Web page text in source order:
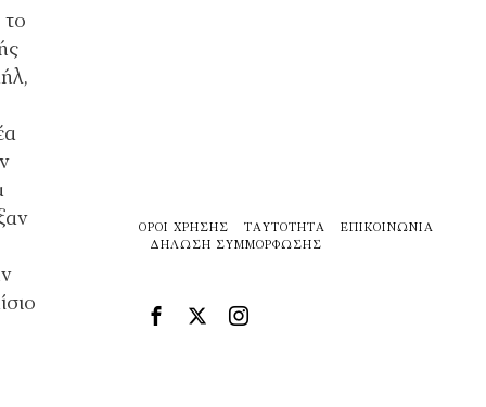
ΌΡΟΙ ΧΡΉΣΗΣ ΤΑΥΤΌΤΗΤΑ
ΕΠΙΚΟΙΝΩΝΊΑ
ΔΉΛΩΣΗ ΣΥΜΜΌΡΦΩΣΗΣ